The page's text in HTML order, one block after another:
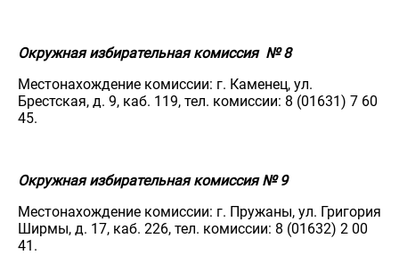
Окружная избирательная комиссия № 8
Местонахождение комиссии: г. Каменец, ул.
Брестская, д. 9, каб. 119, тел. комиссии: 8 (01631) 7 60
45.
Окружная избирательная комиссия № 9
Местонахождение комиссии: г. Пружаны, ул. Григория
Ширмы, д. 17, каб. 226, тел. комиссии: 8 (01632) 2 00
41.